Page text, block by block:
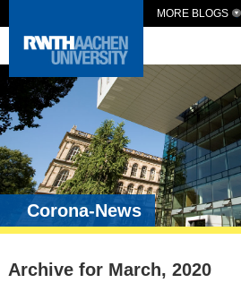
MORE BLOGS
Corona-News
Archive for March, 2020